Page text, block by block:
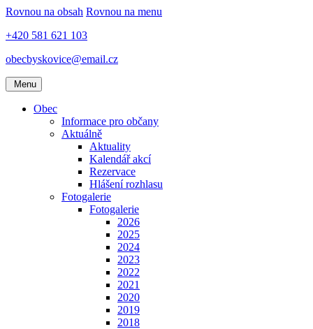
Rovnou na obsah Rovnou na menu
+420 581 621 103
obecbyskovice@email.cz
Menu
Obec
Informace pro občany
Aktuálně
Aktuality
Kalendář akcí
Rezervace
Hlášení rozhlasu
Fotogalerie
Fotogalerie
2026
2025
2024
2023
2022
2021
2020
2019
2018